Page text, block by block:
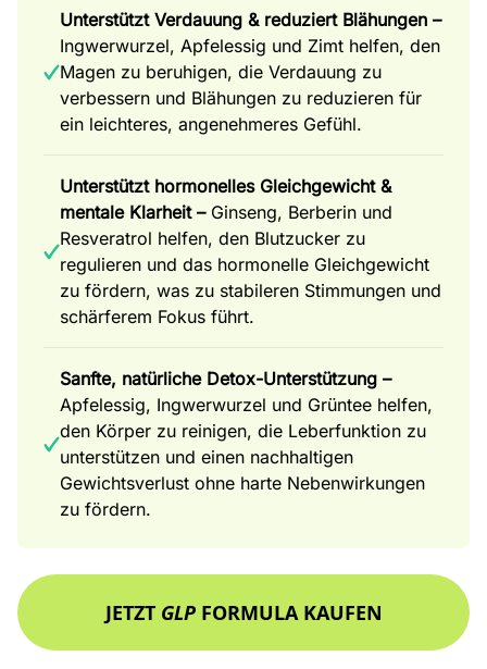
Unterstützt Verdauung & reduziert Blähungen –
Ingwerwurzel, Apfelessig und Zimt helfen, den
Magen zu beruhigen, die Verdauung zu
verbessern und Blähungen zu reduzieren für
ein leichteres, angenehmeres Gefühl.
Unterstützt hormonelles Gleichgewicht &
mentale Klarheit –Ginseng, Berberin und
Resveratrol helfen, den Blutzucker zu
regulieren und das hormonelle Gleichgewicht
zu fördern, was zu stabileren Stimmungen und
schärferem Fokus führt.
Sanfte, natürliche Detox-Unterstützung –
Apfelessig, Ingwerwurzel und Grüntee helfen,
den Körper zu reinigen, die Leberfunktion zu
unterstützen und einen nachhaltigen
Gewichtsverlust ohne harte Nebenwirkungen
zu fördern.
JETZT GLPFORMULA KAUFEN